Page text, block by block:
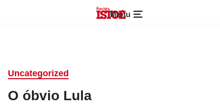
Menu
Uncategorized
O óbvio Lula